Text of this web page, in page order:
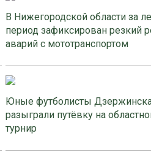
В Нижегородской области за
период зафиксирован резкий
аварий с мототранспортом
Юные футболисты
разыграли путёвку на
турнир